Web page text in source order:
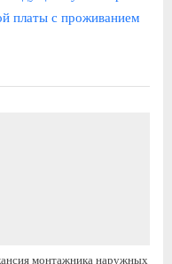
платы с проживанием
монтажника наружных